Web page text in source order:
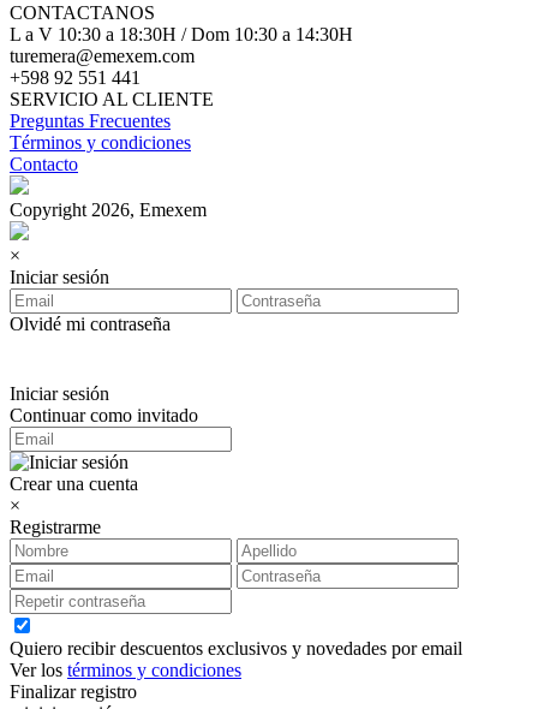
CONTACTANOS
L a V 10:30 a 18:30H / Dom 10:30 a 14:30H
turemera@emexem.com
+598 92 551 441
SERVICIO AL CLIENTE
Preguntas Frecuentes
Términos y condiciones
Contacto
Copyright 2026, Emexem
×
Iniciar sesión
Olvidé mi contraseña
Iniciar sesión
Continuar como invitado
Crear una cuenta
×
Registrarme
Quiero recibir descuentos exclusivos y novedades por email
Ver los términos y condiciones
Finalizar registro